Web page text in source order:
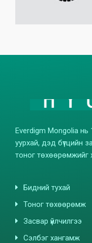
Everdigm Mongolia
уурхай, дэд бүтцийн
тоног төхөөрөмжийг
Бидний тухай
Тоног төхөөрөмж
Засвар үйлчилгээ
Сэлбэг хангамж